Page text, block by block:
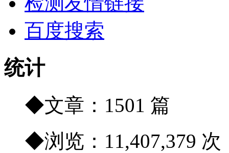
百度搜索
统计
◆文章：1501 篇
◆浏览：11,407,379 次